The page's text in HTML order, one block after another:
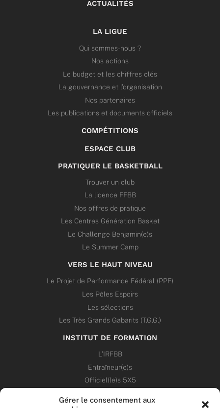
Gérer le consentement aux
ACTUALITÉS
LA LIGUE
Qui sommes-nous ?
Nos actions
Le budget et les chiffres clés
La gouvernance et l’organisation
Nos partenaires
Les publications et documents officiels
COMPÉTITIONS
ESPACE CLUB
PRATIQUER LE BASKETBALL
Trouver un club
La licence FFBB
Nos offres de pratique
Les Centres Génération Basket
Le Challenge Benjamin(e)s
Le Summer Camp
VERS LE HAUT NIVEAU
Le Projet de Performance Fédéral (PPF)
Les Pôles Espoirs
Les sélections
Les Très Grands Gabarits (T.G.G.)
INSTITUT DE FORMATION
L’IRFBB
Entraîneur(e)s
Officiel(le)s 5X5